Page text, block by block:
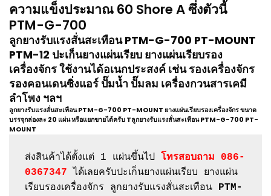
ความแข็งประมาณ 60 Shore A ซึ่งตัวนี้
PTM-G-700
ลูกยางรับแรงสั่นสะเทือนPTM-G-700 PT-MOUNT
PTM-12 ปะเก็นยางแผ่นเรียบ ยางแผ่นเรียบรอง
เครื่องจักร ใช้งานได้อเนกประสงค์ เช่น รองเครื่องจักร
รองคอนเดนซิ่งแอร์ ปั๊มน้ำ ปั๊มลม เครื่องกวนสารเคมี
ลำโพง ฯลฯ
ลูกยางรับแรงสั่นสะเทือนPTM-G-700 PT-MOUNT ยางแผ่นเรียบรองเครื่องจักร ขนาด
บรรจุกล่องละ 20 แผ่น หรือแยกขายได้ครับ Tลูกยางรับแรงสั่นสะเทือนPTM-G-700 PT-
MOUNT
ส่งสินค้าได้ตั้งแต่ 1 แผ่นขึ้นไป
โทรสอบถาม 086-
0367347 ได้เลยครับปะเก็นยางแผ่นเรียบ ยางแผ่น
เรียบรองเครื่องจักร ลูกยางรับแรงสั่นสะเทือน PTM-